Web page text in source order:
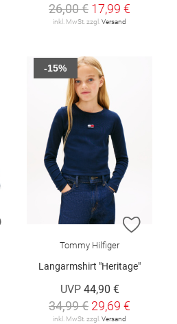
26,00 € 17,99 €
inkl. MwSt. zzgl. Versand
ZUR WUNSCHLISTE HINZUFÜGEN
ZUR
Tommy Hilfiger
Langarmshirt "Heritage"
UVP 44,90 €
34,99 € 29,69 €
inkl. MwSt. zzgl.Versand
-15%